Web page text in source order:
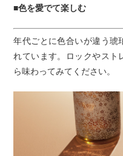
■色を愛でて楽しむ
年代ごとに色合いが違う琥
れています。ロックやスト
ら味わってみてください。